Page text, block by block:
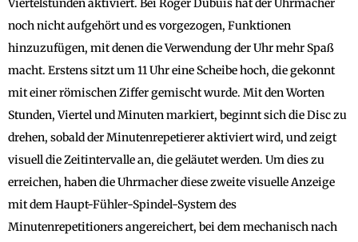
Viertelstunden aktiviert. Bei Roger Dubuis hat der Uhrmacher
noch nicht aufgehört und es vorgezogen, Funktionen
hinzuzufügen, mit denen die Verwendung der Uhr mehr Spaß
macht. Erstens sitzt um 11 Uhr eine Scheibe hoch, die gekonnt
mit einer römischen Ziffer gemischt wurde. Mit den Worten
Stunden, Viertel und Minuten markiert, beginnt sich die Disc zu
drehen, sobald der Minutenrepetierer aktiviert wird, und zeigt
visuell die Zeitintervalle an, die geläutet werden. Um dies zu
erreichen, haben die Uhrmacher diese zweite visuelle Anzeige
mit dem Haupt-Fühler-Spindel-System des
Minutenrepetitioners angereichert, bei dem mechanisch nach